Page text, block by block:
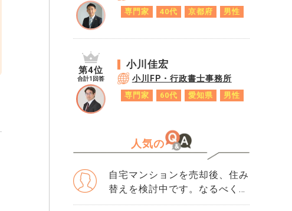
専門家 40代 京都府 男性
第4位
合計1回答
小川佳宏
小川FP・行政書士事務所
専門家 60代 愛知県 男性
人気の
自宅マンションを売却後、住み
替えを検討中です。なるべく3
か月以内に売却をしたいのです